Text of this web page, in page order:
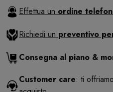
Effettua un ordine
Richiedi un preventivo
Consegna al piano &
Customer care: ti